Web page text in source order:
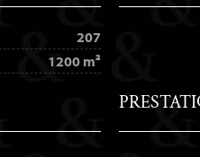
207
1200 m²